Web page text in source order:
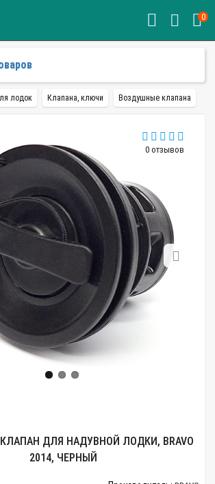
0
лодок Клапана, ключи Воздушные клапана
0 отзывов
ДЛЯ НАДУВНОЙ ЛОДКИ, BRAVO
2014, ЧЕРНЫЙ